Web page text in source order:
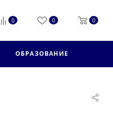
0 0 0
ОБРАЗОВАНИЕ